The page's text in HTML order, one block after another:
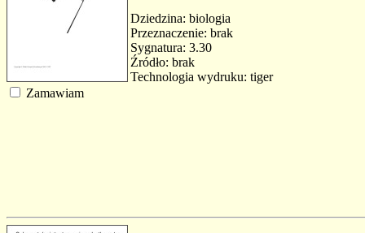
Dziedzina: biologia
Przeznaczenie: brak
Sygnatura: 3.30
Źródło: brak
Technologia wydruku: tiger
Zamawiam